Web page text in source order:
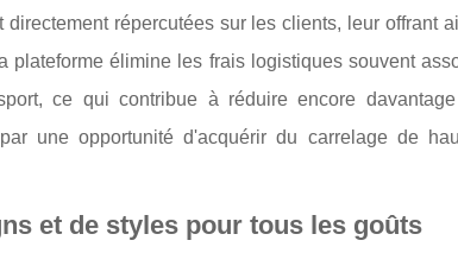
directement répercutées sur les clients, leur offrant
plateforme élimine les frais logistiques souvent
ce qui contribue à réduire encore
une opportunité d'acquérir du carrelage de
et de styles pour tous les goûts